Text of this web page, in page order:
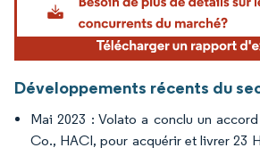
Développements récents du
Mai 2023 : Volato a conclu un
Co., HACI, pour acquérir et livrer 23